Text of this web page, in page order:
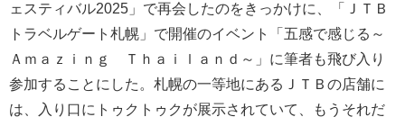
ェスティバル2025」で再会したのをきっかけに、「ＪＴＢ
トラベルゲート札幌」で開催のイベント「五感で感じる～
Ａｍａｚｉｎｇ Ｔｈａｉｌａｎｄ～」に筆者も飛び入り
参加することにした。札幌の一等地にあるＪＴＢの店舗に
は、入り口にトゥクトゥクが展示されていて、もうそれだ